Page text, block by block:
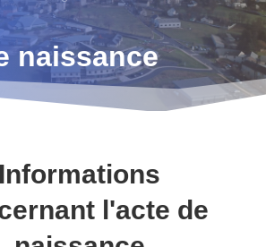
naissance
Informations
l'acte de